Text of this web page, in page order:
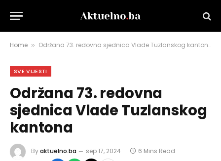
Home » Održana 73. redovna sjednica Vlade Tuzlanskog kantona
SVE VIJESTI
Održana 73. redovna
sjednica Vlade Tuzlanskog
kantona
Byaktuelno.ba sep 17, 2024 6 Mins Read